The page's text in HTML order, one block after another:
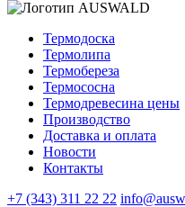
Термодоска
Термолипа
Термобереза
Термососна
Термодревесина цены
Производство
Доставка и оплата
Новости
Контакты
+7 (343) 311 22 22